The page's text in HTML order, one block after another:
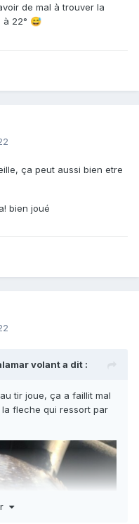
de mal à trouver la
22° 😅
ça peut aussi bien etre
bien joué
volanta dit :
tir joue, ça a faillit mal
fleche qui ressort par